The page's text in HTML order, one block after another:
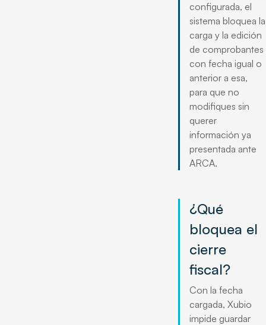
configurada, el
sistema bloquea la
carga y la edición
de comprobantes
con fecha igual o
anterior a esa,
para que no
modifiques sin
querer
información ya
presentada ante
ARCA.
¿Qué
bloquea el
cierre
fiscal?
Con la fecha
cargada, Xubio
impide guardar